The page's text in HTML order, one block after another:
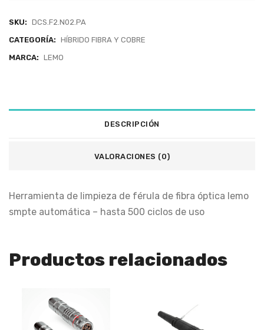
SKU: DCS.F2.N02.PA
CATEGORÍA: HÍBRIDO FIBRA Y COBRE
MARCA: LEMO
DESCRIPCIÓN
VALORACIONES (0)
Herramienta de limpieza de férula de fibra óptica lemo
smpte automática – hasta 500 ciclos de uso
Productos relacionados